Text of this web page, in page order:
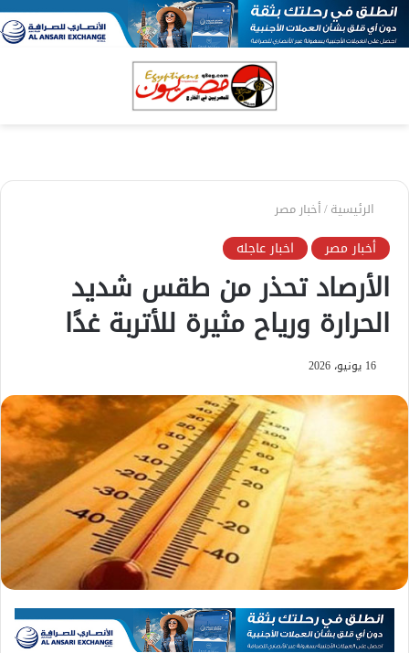
الرئيسية/أخبار مصر
أخبار مصر اخبار عاجله
الأرصاد تحذر من طقس شديد
الحرارة ورياح مثيرة للأتربة غدًا
16 يونيو، 2026